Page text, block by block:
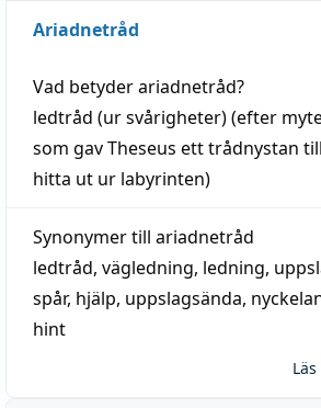
Ariadnetråd
Vad betyderariadnetråd?
ledtråd (ur svårigheter) (efter
som gav Theseus ett trådnystan till
hitta ut ur labyrinten)
Synonymer till ariadnetråd
ledtråd, vägledning, ledning,
spår, hjälp, uppslagsända,
hint